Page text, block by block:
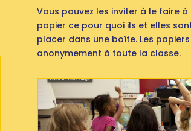
Vous pouvez les inviter à le faire
papier ce pour quoi ils et elles
placer dans une boîte. Les
anonymement à toute la classe.